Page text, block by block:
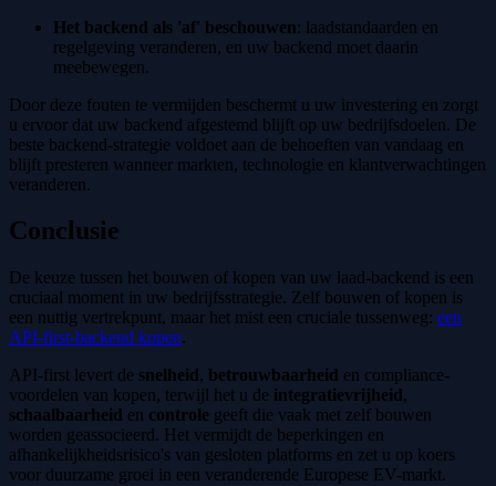
Het backend als 'af' beschouwen: laadstandaarden en
regelgeving veranderen, en uw backend moet daarin
meebewegen.
Door deze fouten te vermijden beschermt u uw investering en zorgt
u ervoor dat uw backend afgestemd blijft op uw bedrijfsdoelen. De
beste backend-strategie voldoet aan de behoeften van vandaag en
blijft presteren wanneer markten, technologie en klantverwachtingen
veranderen.
Conclusie
De keuze tussen het bouwen of kopen van uw laad-backend is een
cruciaal moment in uw bedrijfsstrategie. Zelf bouwen of kopen is
een nuttig vertrekpunt, maar het mist een cruciale tussenweg: een
API-first-backend kopen.
API-first levert de snelheid, betrouwbaarheid en compliance-
voordelen van kopen, terwijl het u de integratievrijheid,
schaalbaarheid en controle geeft die vaak met zelf bouwen
worden geassocieerd. Het vermijdt de beperkingen en
afhankelijkheidsrisico's van gesloten platforms en zet u op koers
voor duurzame groei in een veranderende Europese EV-markt.